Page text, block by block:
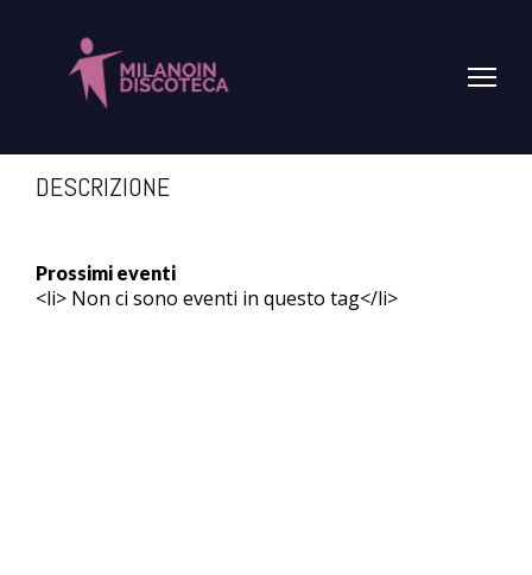
PROSSIMO EVENTO
Nessun evento in programma
DESCRIZIONE
Prossimi eventi
<li> Non ci sono eventi in questo tag</li>